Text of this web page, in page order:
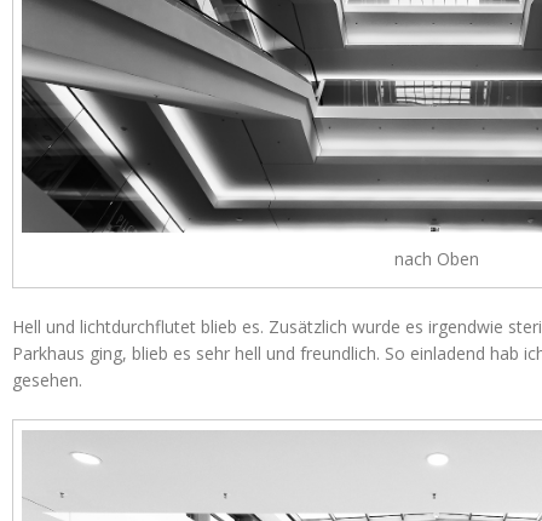
nach Oben
Hell und lichtdurchflutet blieb es. Zusätzlich wurde es irgendwie
Parkhaus ging, blieb es sehr hell und freundlich. So einladend hab
gesehen.